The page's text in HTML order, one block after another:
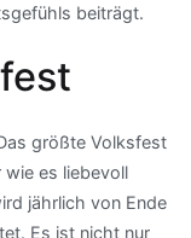
beiträgt.
größte Volksfest
es liebevoll
jährlich von Ende
Es ist nicht nur